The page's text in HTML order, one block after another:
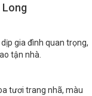
Long
gia đình quan trọng,
tận nhà.
tươi trang nhã, màu